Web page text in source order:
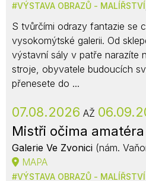
VÝSTAVA OBRAZŮ - MALÍŘSTVÍ
S tvůrčími odrazy fantazie se
vysokomýtské galerii. Od
výstavní sály v patře narazíte
stroje, obyvatele budoucích
přenesete do ...
07.08.2026 AŽ
Mistři očima amatéra
Galerie Ve Zvonici (nám.
MAPA
VÝSTAVA OBRAZŮ - MALÍŘSTVÍ